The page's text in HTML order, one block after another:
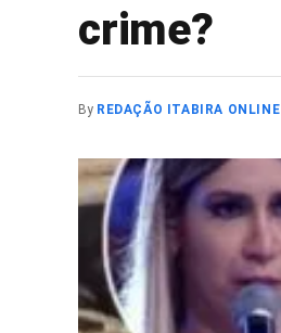
crime?
By REDAÇÃO ITABIRA ONLINE